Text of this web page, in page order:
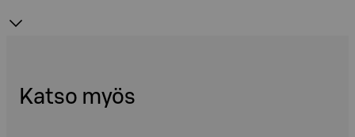
Katso myös